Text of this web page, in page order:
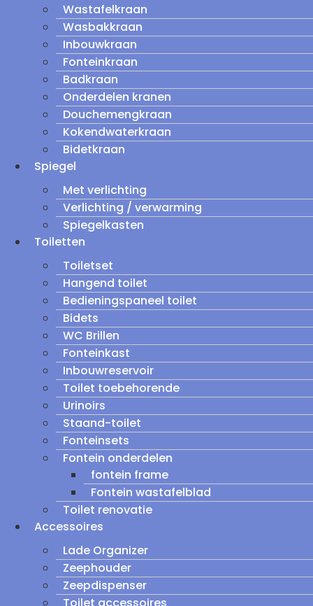
Wastafelkraan
Wasbakkraan
Inbouwkraan
Fonteinkraan
Badkraan
Onderdelen kranen
Douchemengkraan
Kokendwaterkraan
Bidetkraan
Spiegel
Met verlichting
Verlichting / verwarming
Spiegelkasten
Toiletten
Toiletset
Hangend toilet
Bedieningspaneel toilet
Bidets
WC Brillen
Fonteinkast
Inbouwreservoir
Toilet toebehorende
Urinoirs
Staand-toilet
Fonteinsets
Fontein onderdelen
fontein frame
Fontein wastafelblad
Toilet renovatie
Accessoires
Lade Organizer
Zeephouder
Zeepdispenser
Toilet accessoires